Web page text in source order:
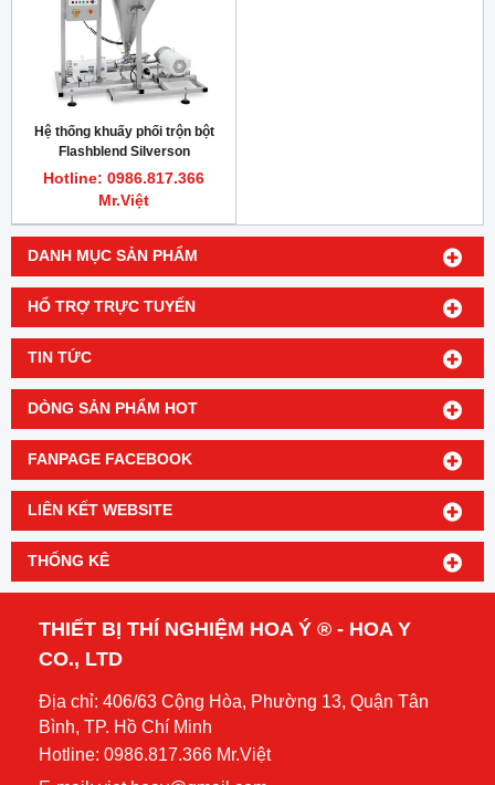
DANH MỤC SẢN PHẨM
HỔ TRỢ TRỰC TUYẾN
TIN TỨC
DÒNG SẢN PHẨM HOT
FANPAGE FACEBOOK
LIÊN KẾT WEBSITE
THỐNG KÊ
Hệ thống khuấy phối trộn bột
Flashblend Silverson
Hotline: 0986.817.366
Mr.Việt
THIẾT BỊ THÍ NGHIỆM HOA Ý ® - HOA Y
CO., LTD
Địa chỉ: 406/63 Cộng Hòa, Phường 13, Quận Tân
Bình, TP. Hồ Chí Minh
Hotline: 0986.817.366 Mr.Việt